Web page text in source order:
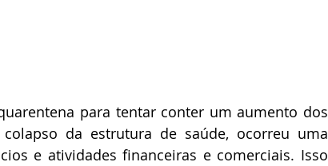
para tentar conter um aumento dos
da estrutura de saúde, ocorreu uma
e atividades financeiras e comerciais. Isso